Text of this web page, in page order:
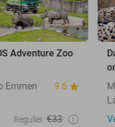
Adventure Zoo
Emmen
9.6
Regulier €33